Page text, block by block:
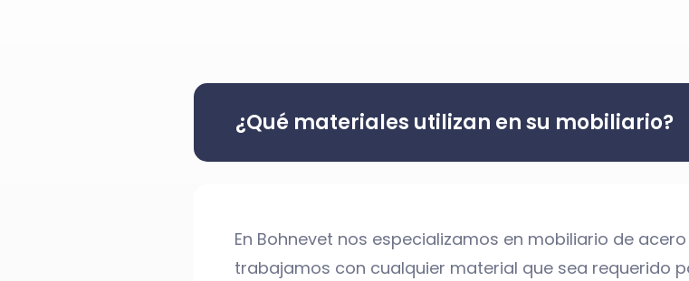
¿Qué materiales utilizan en su mobiliario?
En Bohnevet nos especializamos en mobiliario de
trabajamos con cualquier material que sea requerido